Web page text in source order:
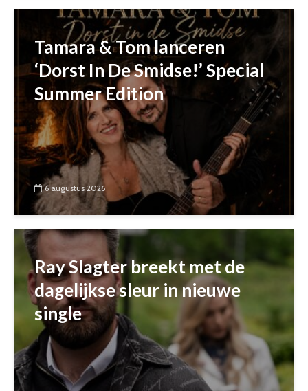
Tamara & Tom lanceren
‘Dorst In De Smidse!’ Special
Summer Edition
6 augustus 2026
Ray Slagter breekt met de
dagelijkse sleur in nieuwe
single